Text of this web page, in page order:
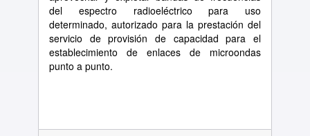
del espectro radioeléctrico para uso
determinado, autorizado para la prestación del
servicio de provisión de capacidad para el
establecimiento de enlaces de microondas
punto a punto.